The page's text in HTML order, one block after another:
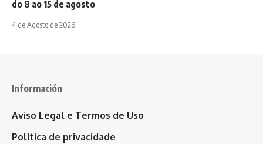
do 8 ao 15 de agosto
4 de Agosto de 2026
Información
Aviso Legal e Termos de Uso
Política de privacidade